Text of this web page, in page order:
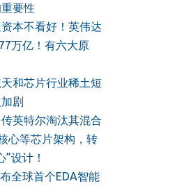
要性
本不看好！英伟达
万亿！有六大原
和芯片行业稀土短
剧
英特尔淘汰其混合
心等芯片架构，转
”设计！
全球首个EDA智能